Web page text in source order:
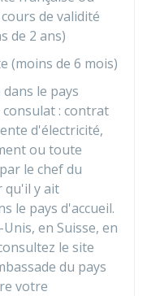
de validité
de 2 ans)
(moins de 6 mois)
le pays
: contrat
d'électricité,
ou toute
le chef du
qu'il y ait
le pays d'accueil.
en Suisse, en
le site
du pays
votre